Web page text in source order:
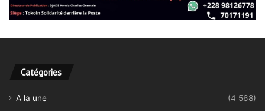
Catégories
A la une
(4 568)